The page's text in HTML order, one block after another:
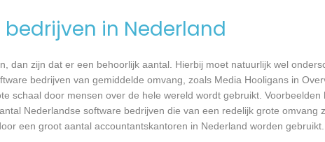
in Nederland
dan zijn dat er een behoorlijk aantal. Hierbij moet natuurlijk wel
bedrijven van gemiddelde omvang, zoals Media Hooligans in
schaal door mensen over de hele wereld wordt gebruikt. Voorbeelden
Nederlandse software bedrijven die van een redelijk grote omvang
een groot aantal accountantskantoren in Nederland worden gebruikt.